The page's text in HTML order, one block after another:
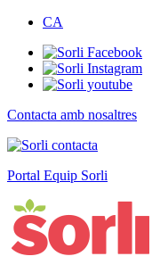
CA
Contacta amb nosaltres
Portal Equip Sorli